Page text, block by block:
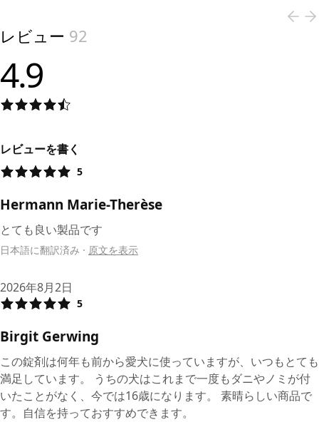
レビュー 92
4.9
レビューを書く
5
Hermann Marie-Therèse
とても良い製品です
日本語に翻訳済み · 原文を表示
2026年8月2日
5
Birgit Gerwing
この錠剤は何年も前から愛犬に使っていますが、いつもとても
満足しています。 うちの犬はこれまで一度もダニやノミが付
いたことがなく、今では16歳になります。 素晴らしい商品で
す。自信を持っておすすめできます。